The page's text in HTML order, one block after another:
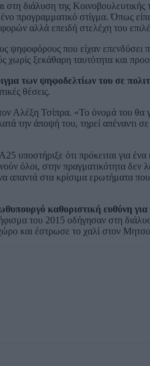
στη διάλυση της
προγραμματικό στίγμα. Όπως
αλλά επειδή στελέχη του
που είχαν επενδύσει
χωρίς ξεκάθαρη ταυτότητα και
των ψηφοδελτίων του σε
θέσεις.
Αλέξη Τσίπρα. «Το όνομά του θα
την άποψή του, τηρεί απέναντι σε
ότι πρόκειται για ένα
όλοι, στην πραγματικότητα δεν
απαντά στα κρίσιμα ερωτήματα
καθοριστική ευθύνη
του 2015 οδήγησαν στη
και έστρωσε το χαλί στον